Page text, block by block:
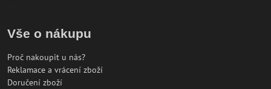
Vše o nákupu
Proč nakoupit u nás?
Reklamace a vrácení zboží
Doručení zboží